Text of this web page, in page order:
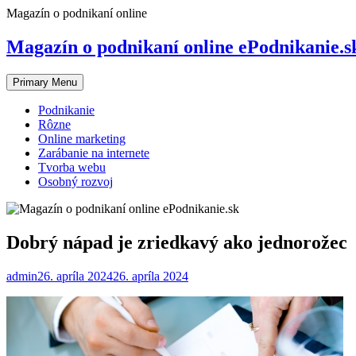
Skip
content
Magazín o podnikaní online
Magazín o podnikaní online
Primary Menu
Podnikanie
Rôzne
Online marketing
Zarábanie na internete
Tvorba webu
Osobný rozvoj
Dobrý nápad je zriedkavý ako jednorožec
admin26. apríla 202426. apríla 2024